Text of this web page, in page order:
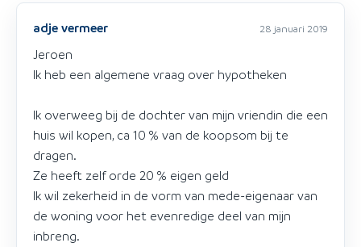
adje vermeer 28 januari 2019
Jeroen
Ik heb een algemene vraag over hypotheken
Ik overweeg bij de dochter van mijn vriendin die een
huis wil kopen, ca 10 % van de koopsom bij te
dragen.
Ze heeft zelf orde 20 % eigen geld
Ik wil zekerheid in de vorm van mede-eigenaar van
de woning voor het evenredige deel van mijn
inbreng.